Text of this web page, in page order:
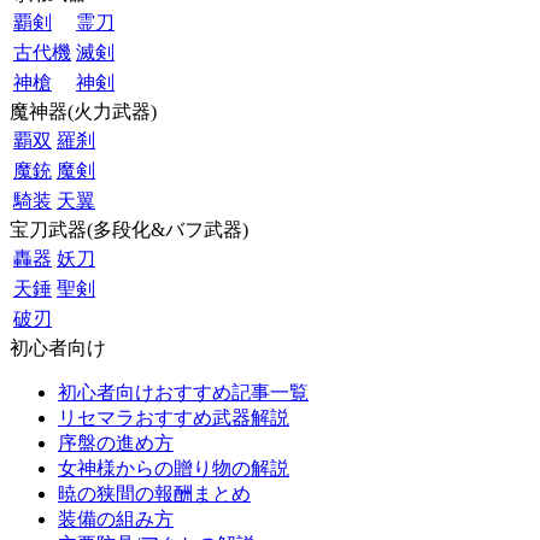
覇剣
霊刀
古代機 滅剣
神槍
神剣
魔神器(火力武器)
覇双 羅刹
魔銃 魔剣
騎装 天翼
宝刀武器(多段化&バフ武器)
轟器 妖刀
天錘 聖剣
破刃
初心者向け
初心者向けおすすめ記事一覧
リセマラおすすめ武器解説
序盤の進め方
女神様からの贈り物の解説
暁の狭間の報酬まとめ
装備の組み方